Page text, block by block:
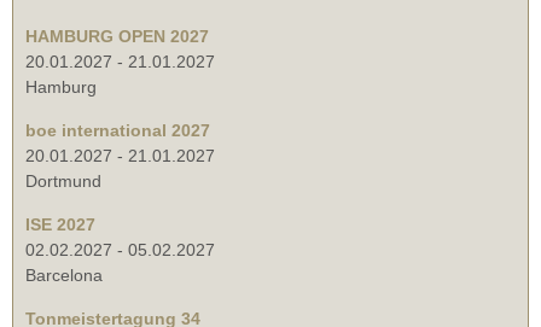
HAMBURG OPEN 2027
20.01.2027 - 21.01.2027
Hamburg
boe international 2027
20.01.2027 - 21.01.2027
Dortmund
ISE 2027
02.02.2027 - 05.02.2027
Barcelona
Tonmeistertagung 34